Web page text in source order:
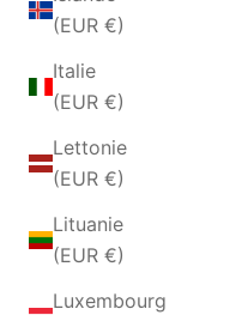
(EUR €)
Italie
(EUR €)
Lettonie
(EUR €)
Lituanie
(EUR €)
Luxembourg